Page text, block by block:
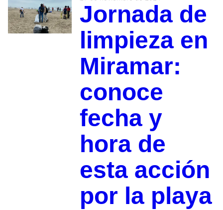
Jornada de
limpieza en
Miramar:
conoce
fecha y
hora de
esta acción
por la playa